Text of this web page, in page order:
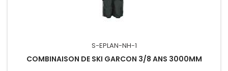
S-EPLAN-NH-1
COMBINAISON DE SKI GARCON 3/8 ANS 3000MM